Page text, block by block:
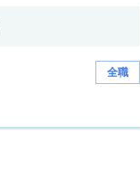
全職